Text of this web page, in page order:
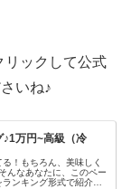
ックして公式
いね♪
万円~高級（冷
！もちろん、美味しく
んなあなたに、このペー
ンキング形式で紹介し